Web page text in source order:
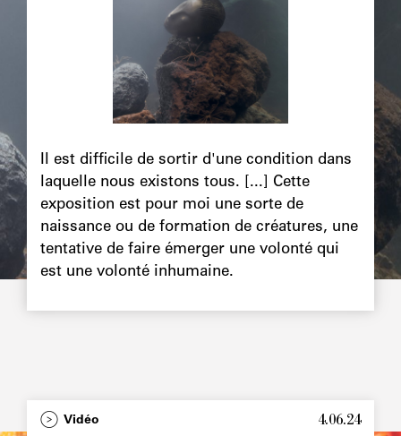
Il est difficile de sortir d'une condition dans
laquelle nous existons tous. [...] Cette
exposition est pour moi une sorte de
naissance ou de formation de créatures, une
tentative de faire émerger une volonté qui
est une volonté inhumaine.
TypeVidéo 4.06.24